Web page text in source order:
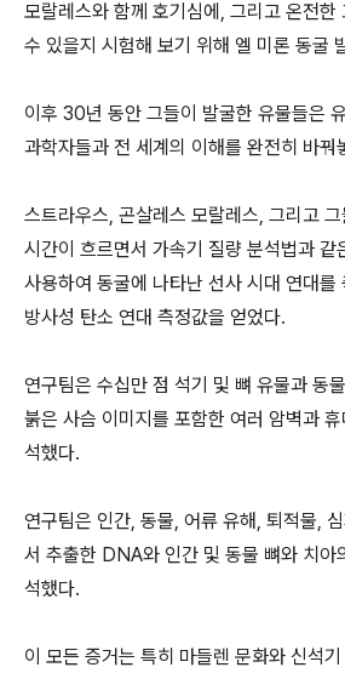
모랄레스와 함께 호기심에, 그리고 온전한
수 있을지 시험해 보기 위해 엘 미론 동굴
이후 30년 동안 그들이 발굴한 유물들은
과학자들과 전 세계의 이해를 완전히 바꿔
스트라우스, 곤살레스 모랄레스, 그리고
시간이 흐르면서 가속기 질량 분석법과 같
사용하여 동굴에 나타난 선사 시대 연대
방사성 탄소 연대 측정값을 얻었다.
연구팀은 수십만 점 석기 및 뼈 유물과 동
붉은 사슴 이미지를 포함한 여러 암벽과
석했다.
연구팀은 인간, 동물, 어류 유해, 퇴적물,
서 추출한 DNA와 인간 및 동물 뼈와 치아
석했다.
이 모든 증거는 특히 마들렌 문화와 신석